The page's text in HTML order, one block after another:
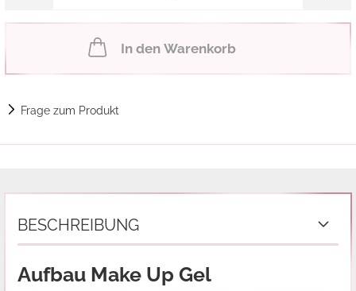
In den Warenkorb
Frage zum Produkt
BESCHREIBUNG
Aufbau Make Up Gel